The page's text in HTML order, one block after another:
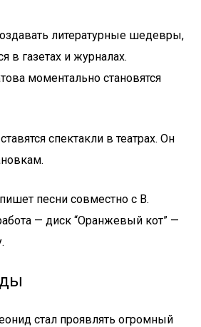
литературные шедевры,
в газетах и журналах.
моментально становятся
спектакли в театрах. Он
песни совместно с В.
— диск “Оранжевый кот” —
стал проявлять огромный